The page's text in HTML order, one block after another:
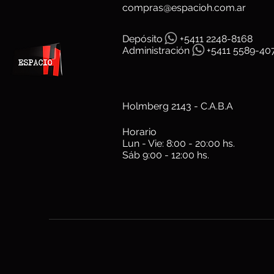
compras@espacioh.com.ar
Depósito
+5411 2248-8168
Administración
+5411 5589-
Holmberg 2143 - C.A.B.A
Horario
Lun - Vie: 8:00 - 20:00 hs.
Sáb 9:00 - 12:00 hs.